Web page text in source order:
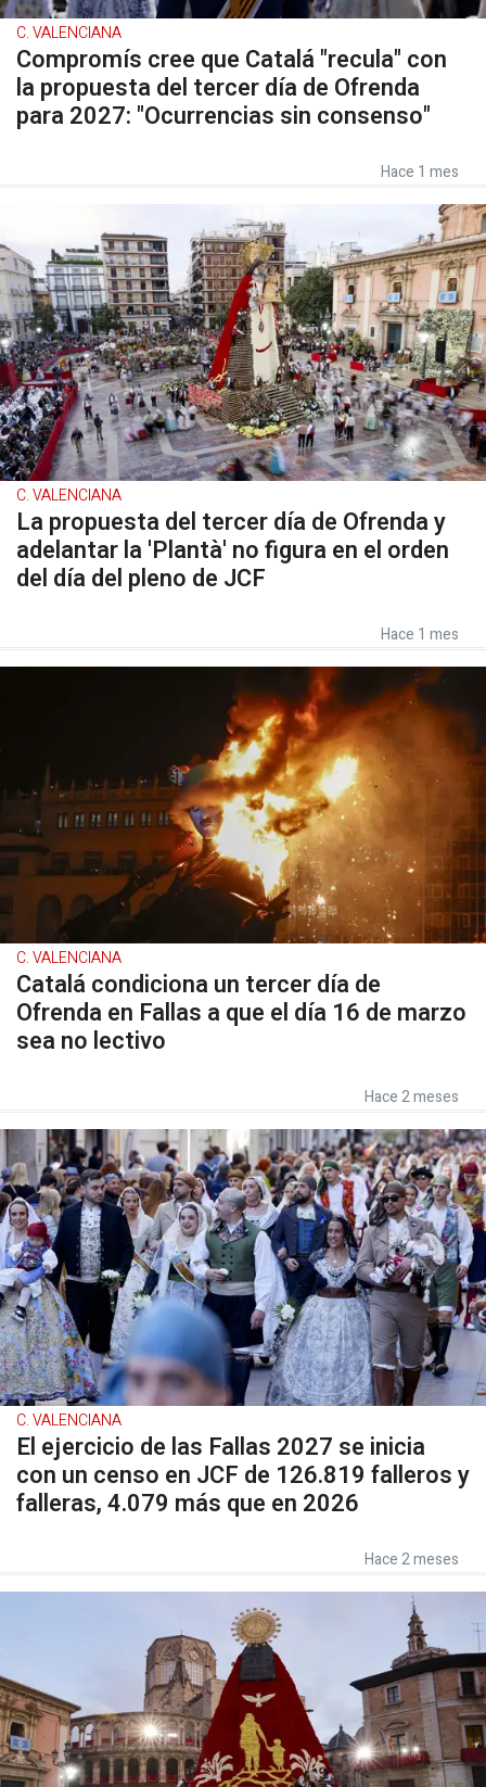
C. VALENCIANA
Compromís cree que Catalá "recula" con
la propuesta del tercer día de Ofrenda
para 2027: "Ocurrencias sin consenso"
Hace 1 mes
C. VALENCIANA
La propuesta del tercer día de Ofrenda y
adelantar la 'Plantà' no figura en el orden
del día del pleno de JCF
Hace 1 mes
C. VALENCIANA
Catalá condiciona un tercer día de
Ofrenda en Fallas a que el día 16 de marzo
sea no lectivo
Hace 2 meses
C. VALENCIANA
El ejercicio de las Fallas 2027 se inicia
con un censo en JCF de 126.819 falleros y
falleras, 4.079 más que en 2026
Hace 2 meses